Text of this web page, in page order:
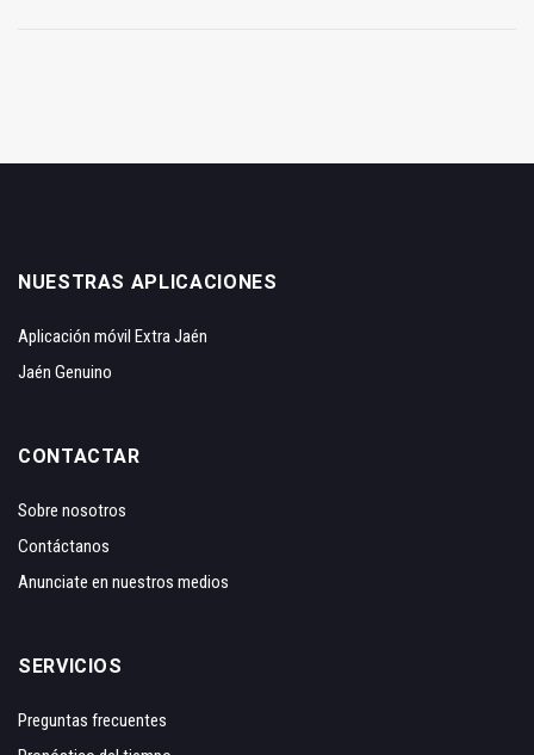
NUESTRAS APLICACIONES
Aplicación móvil Extra Jaén
Jaén Genuino
CONTACTAR
Sobre nosotros
Contáctanos
Anunciate en nuestros medios
SERVICIOS
Preguntas frecuentes